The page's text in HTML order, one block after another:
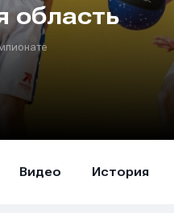
область
Видео История